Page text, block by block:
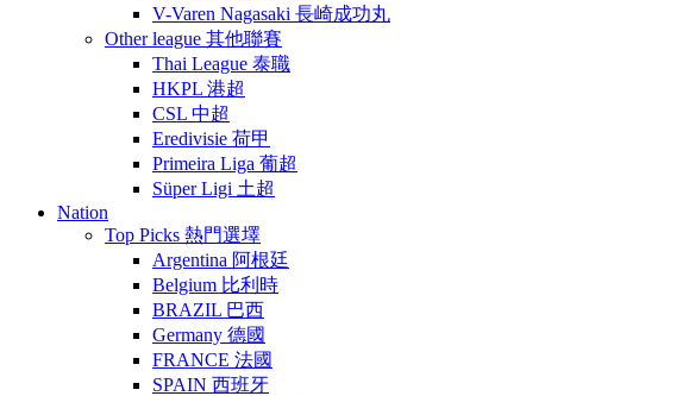
V-Varen Nagasaki 長崎成功丸
Other league 其他聯賽
Thai League 泰職
HKPL 港超
CSL 中超
Eredivisie 荷甲
Primeira Liga 葡超
Süper Ligi 土超
Nation
Top Picks 熱門選墿
Argentina 阿根廷
Belgium 比利時
BRAZIL 巴西
Germany 德國
FRANCE 法國
SPAIN 西班牙